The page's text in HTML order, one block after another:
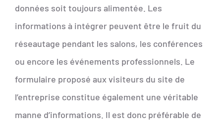
données soit toujours alimentée. Les
informations à intégrer peuvent être le fruit du
réseautage pendant les salons, les conférences
ou encore les événements professionnels. Le
formulaire proposé aux visiteurs du site de
l’entreprise constitue également une véritable
manne d’informations. Il est donc préférable de